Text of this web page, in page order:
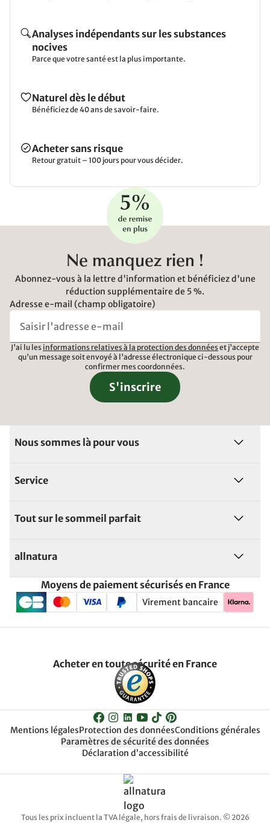
Analyses indépendants sur les substances
nocives
Parce que votre santé est la plus importante.
Naturel dès le début
Bénéficiez de 40 ans de savoir-faire.
Acheter sans risque
Retour gratuit – 100 jours pour vous décider.
Ne manquez rien !
Abonnez-vous à la lettre d'information et bénéficiez d'une
réduction supplémentaire de 5 %.
Adresse e-mail (champ obligatoire)
J'ai lu les informations relatives à la protection des données et j'accepte
qu'un message soit envoyé à l'adresse électronique ci-dessous pour
confirmer mes coordonnées.
S'inscrire
Nous sommes là pour vous
Service
Tout sur le sommeil parfait
allnatura
Moyens de paiement sécurisés en France
Virement bancaire
Acheter en toute sécurité en France
Mentions légalesProtection des donnéesConditions générales
Paramètres de sécurité des données
Déclaration d’accessibilité
Tous les prix incluent la TVA légale, hors frais de livraison. © 2026